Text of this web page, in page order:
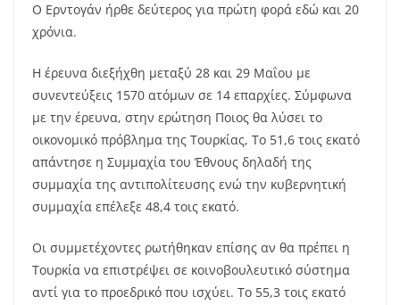
Ο Ερντογάν ήρθε δεύτερος για πρώτη φορά εδώ και 20
χρόνια.
Η έρευνα διεξήχθη μεταξύ 28 και 29 Μαΐου με
συνεντεύξεις 1570 ατόμων σε 14 επαρχίες. Σύμφωνα
με την έρευνα, στην ερώτηση Ποιος θα λύσει το
οικονομικό πρόβλημα της Τουρκίας, Το 51,6 τοις εκατό
απάντησε η Συμμαχία του Έθνους δηλαδή της
συμμαχία της αντιπολίτευσης ενώ την κυβερνητική
συμμαχία επέλεξε 48,4 τοις εκατό.
Οι συμμετέχοντες ρωτήθηκαν επίσης αν θα πρέπει η
Τουρκία να επιστρέψει σε κοινοβουλευτικό σύστημα
αντί για το προεδρικό που ισχύει. Το 55,3 τοις εκατό